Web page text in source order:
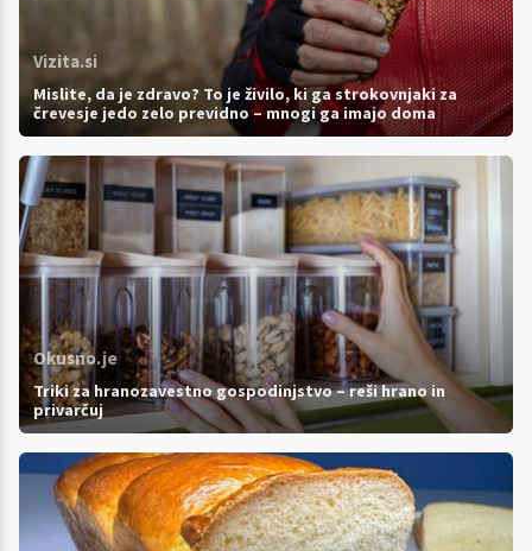
Vizita.si
Mislite, da je zdravo? To je živilo, ki ga strokovnjaki za
črevesje jedo zelo previdno – mnogi ga imajo doma
Okusno.je
Triki za hranozavestno gospodinjstvo – reši hrano in
privarčuj